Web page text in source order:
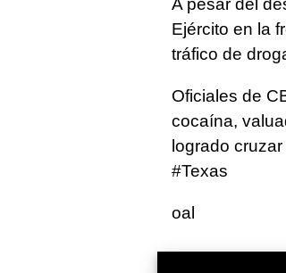
A pesar del
Ejército en la
tráfico de
Oficiales de
cocaína,
logrado
#Texas
oal